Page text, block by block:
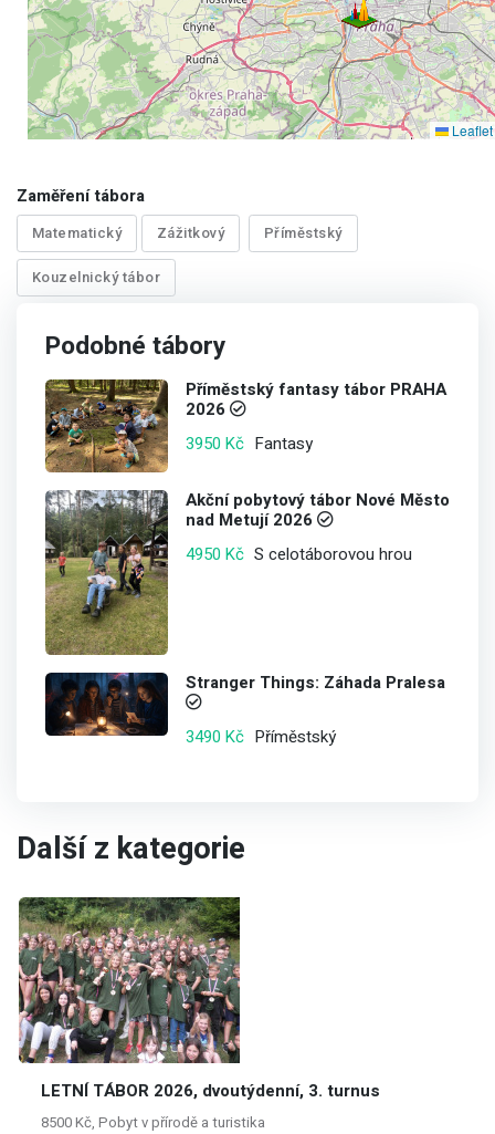
Podobné tábory
Příměstský fantasy tábor PRAHA
2026
3950 Kč Fantasy
Akční pobytový tábor Nové Město
nad Metují 2026
4950 Kč S celotáborovou hrou
Stranger Things: Záhada Pralesa
3490 Kč Příměstský
Leaflet
Zaměření tábora
Matematický Zážitkový Příměstský
Kouzelnický tábor
Další z kategorie
LETNÍ TÁBOR 2026, dvoutýdenní, 3. turnus
8500 Kč, Pobyt v přírodě a turistika